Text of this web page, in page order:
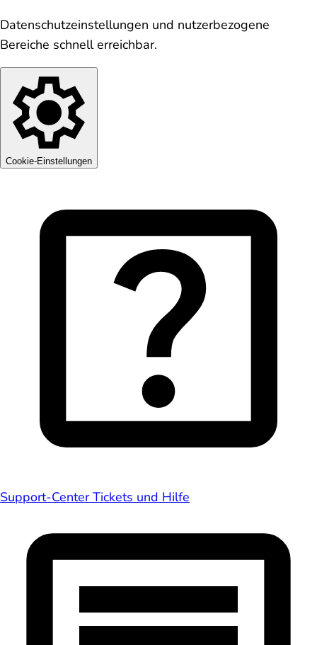
Datenschutzeinstellungen und nutzerbezogene
Bereiche schnell erreichbar.
Cookie-Einstellungen
Support-Center Tickets und Hilfe